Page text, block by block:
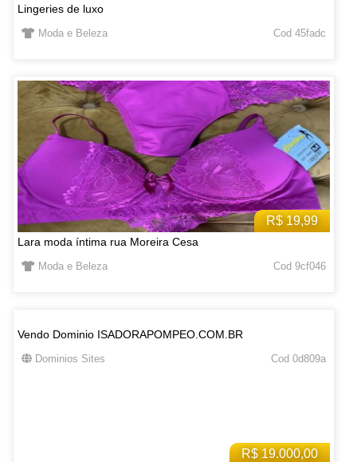
Lingeries de luxo
Moda e Beleza Cod 45fadc
R$ 19,99
Lara moda íntima rua Moreira Cesa
Moda e Beleza Cod 9cf046
R$ 19.000,00
Vendo Dominio ISADORAPOMPEO.COM.BR
Dominios Sites Cod 0d809a